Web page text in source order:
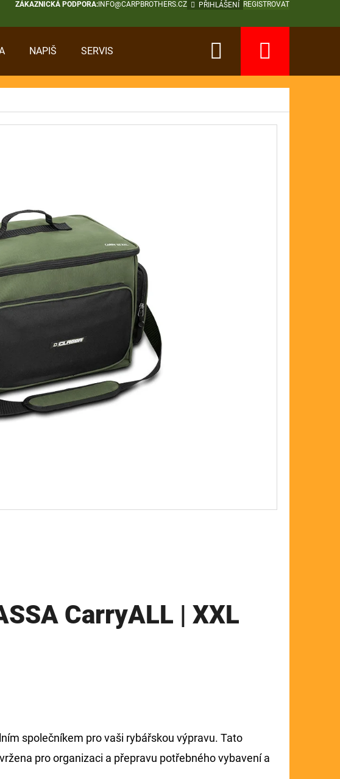
ZÁKAZNICKÁ PODPORA:INFO@CARPBROTHERS.CZ PŘIHLÁŠENÍ REGISTROVAT
NAPIŠ SERVIS Hledat
CarryALL | XXL
společníkem pro vaši rybářskou výpravu. Tato
pro organizaci a přepravu potřebného vybavení a
CARP SUB FLOAT
Kč